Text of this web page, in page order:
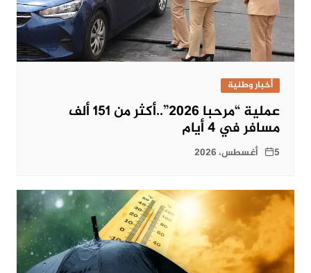
أخبار وطنية
عملية “مرحبا 2026”..أكثر من 151 ألف
مسافر في 4 أيام
5 أغسطس، 2026